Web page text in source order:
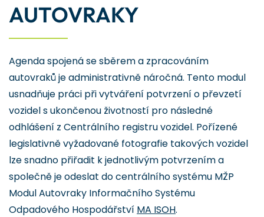
AUTOVRAKY
Agenda spojená se sběrem a zpracováním
autovraků je administrativně náročná. Tento modul
usnadňuje práci při vytváření potvrzení o převzetí
vozidel s ukončenou životností pro následné
odhlášení z Centrálního registru vozidel. Pořízené
legislativně vyžadované fotografie takových vozidel
lze snadno přiřadit k jednotlivým potvrzením a
společně je odeslat do centrálního systému MŽP
Modul Autovraky Informačního Systému
Odpadového Hospodářství MA ISOH.